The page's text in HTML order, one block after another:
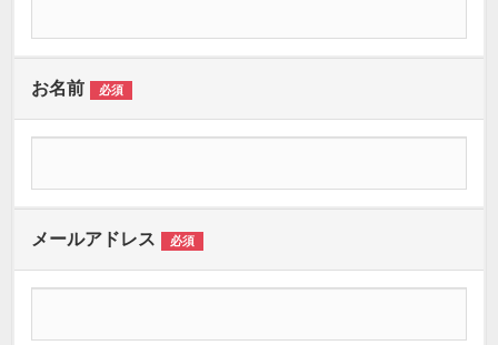
お名前 必須
メールアドレス 必須